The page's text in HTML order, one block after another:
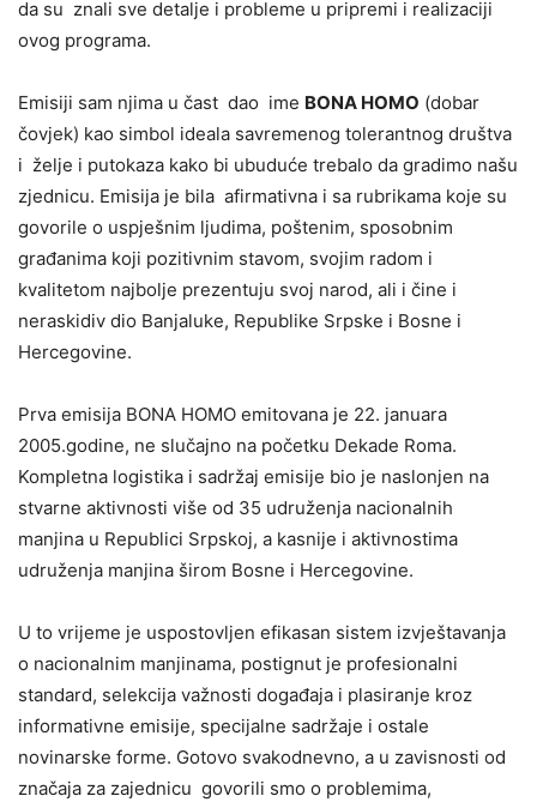
da su znali sve detalje i probleme u pripremi i realizaciji
ovog programa.
Emisiji sam njima u čast dao ime BONA HOMO (dobar
čovjek) kao simbol ideala savremenog tolerantnog društva
i želje i putokaza kako bi ubuduće trebalo da gradimo našu
zjednicu. Emisija je bila afirmativna i sa rubrikama koje su
govorile o uspješnim ljudima, poštenim, sposobnim
građanima koji pozitivnim stavom, svojim radom i
kvalitetom najbolje prezentuju svoj narod, ali i čine i
neraskidiv dio Banjaluke, Republike Srpske i Bosne i
Hercegovine.
Prva emisija BONA HOMO emitovana je 22. januara
2005.godine, ne slučajno na početku Dekade Roma.
Kompletna logistika i sadržaj emisije bio je naslonjen na
stvarne aktivnosti više od 35 udruženja nacionalnih
manjina u Republici Srpskoj, a kasnije i aktivnostima
udruženja manjina širom Bosne i Hercegovine.
U to vrijeme je uspostovljen efikasan sistem izvještavanja
o nacionalnim manjinama, postignut je profesionalni
standard, selekcija važnosti događaja i plasiranje kroz
informativne emisije, specijalne sadržaje i ostale
novinarske forme. Gotovo svakodnevno, a u zavisnosti od
značaja za zajednicu govorili smo o problemima,